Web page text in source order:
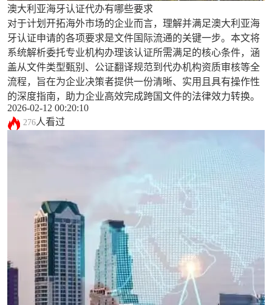
澳大利亚海牙认证代办有哪些要求
对于计划开拓海外市场的企业而言，理解并满足澳大利亚海
牙认证申请的各项要求是文件国际流通的关键一步。本文将
系统解析委托专业机构办理该认证所需满足的核心条件，涵
盖从文件类型甄别、公证翻译规范到代办机构资质审核等全
流程，旨在为企业决策者提供一份清晰、实用且具有操作性
的深度指南，助力企业高效完成跨国文件的法律效力转换。
2026-02-12 00:20:10
276人看过